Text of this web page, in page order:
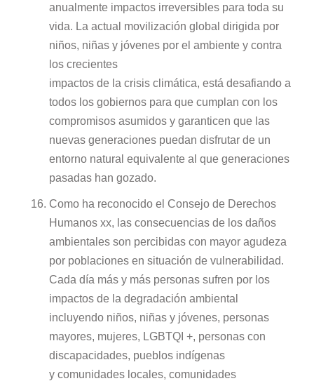
anualmente impactos irreversibles para toda su
vida. La actual movilización global dirigida por
niños, niñas y jóvenes por el ambiente y contra
los crecientes
impactos de la crisis climática, está desafiando a
todos los gobiernos para que cumplan con los
compromisos asumidos y garanticen que las
nuevas generaciones puedan disfrutar de un
entorno natural equivalente al que generaciones
pasadas han gozado.
Como ha reconocido el Consejo de Derechos
Humanos xx, las consecuencias de los daños
ambientales son percibidas con mayor agudeza
por poblaciones en situación de vulnerabilidad.
Cada día más y más personas sufren por los
impactos de la degradación ambiental
incluyendo niños, niñas y jóvenes, personas
mayores, mujeres, LGBTQI +, personas con
discapacidades, pueblos indígenas
y comunidades locales, comunidades